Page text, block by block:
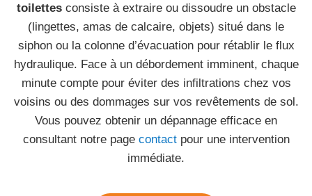
toilettesconsiste à extraire ou dissoudre un obstacle
(lingettes, amas de calcaire, objets) situé dans le
siphon ou la colonne d’évacuation pour rétablir le flux
hydraulique. Face à un débordement imminent, chaque
minute compte pour éviter des infiltrations chez vos
voisins ou des dommages sur vos revêtements de sol.
Vous pouvez obtenir un dépannage efficace en
consultant notre page contactpour une intervention
immédiate.